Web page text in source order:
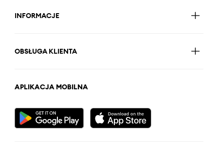
INFORMACJE
OBSŁUGA KLIENTA
APLIKACJA MOBILNA